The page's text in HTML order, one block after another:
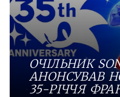
ОЧІЛЬНИК
АНОНСУВАВ
35-РІЧЧЯ